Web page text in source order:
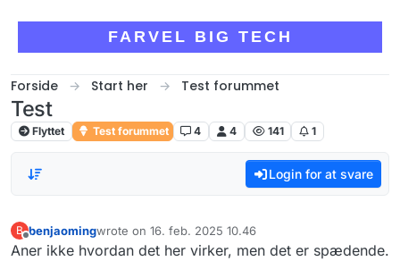
FARVEL BIG TECH
Forside Start her Test forummet
Test
Flyttet Test forummet 4 4 141 1
Login for at svare
B
Offline
benjaomingwrote on 16. feb. 2025 10.46
sidst redigeret af
Aner ikke hvordan det her virker, men det er spædende.